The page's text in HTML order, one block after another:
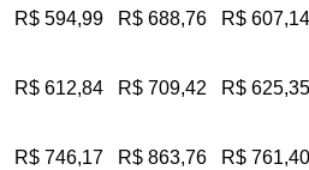
R$ 594,99 R$ 688,76 R$ 607,14
R$ 612,84 R$ 709,42 R$ 625,35
R$ 746,17 R$ 863,76 R$ 761,40